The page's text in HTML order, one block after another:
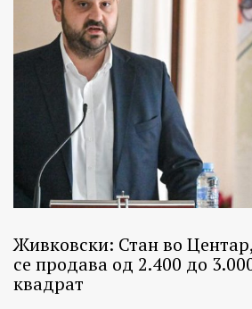
Живковски: Стан во
се продава од 2.400 до
квадрат